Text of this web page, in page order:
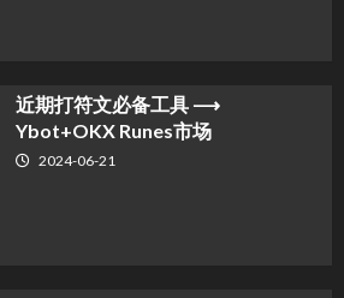
近期打符文必备工具 ⟶
Ybot+OKX Runes市场
2024-06-21